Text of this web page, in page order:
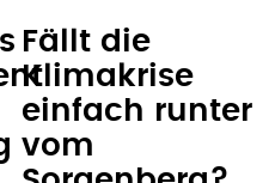
Fällt die
Klimakrise
einfach runter
vom